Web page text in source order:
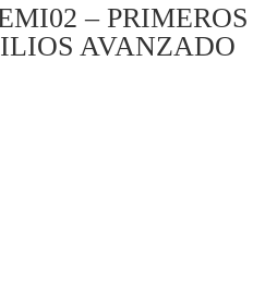
– PRIMEROS
AVANZADO